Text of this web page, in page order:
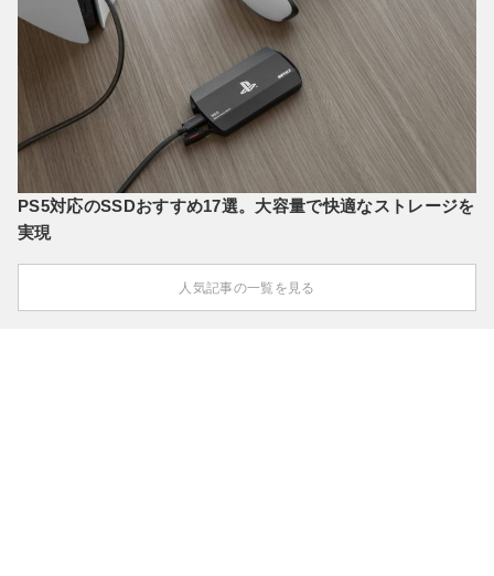
PS5対応のSSDおすすめ17選。大容量で快適なストレージを
実現
人気記事の一覧を見る